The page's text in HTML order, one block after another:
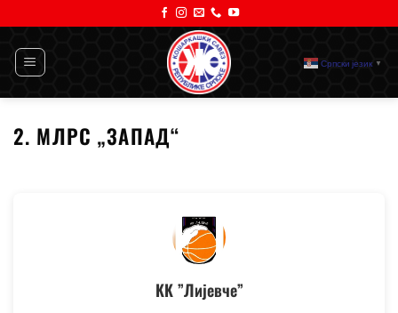
садржај
Српски језик ▼
2. МЛРС „ЗАПАД“
KK ”Лијевче”